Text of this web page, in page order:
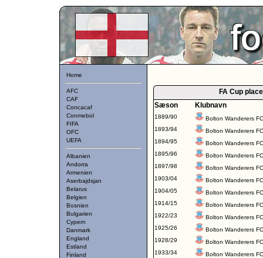
Home
AFC
CAF
Concacaf
Conmebol
FIFA
OFC
UEFA
Albanien
Andorra
Armenien
Aserbajdsjan
Belarus
Belgien
Bosnien
Bulgarien
Cypern
Danmark
England
Estland
Finland
FA Cup
Sæson
Klubnavn
1889/90
Bolton Wanderers FC
1893/94
Bolton Wanderers FC
1894/95
Bolton Wanderers FC
1895/96
Bolton Wanderers FC
1897/98
Bolton Wanderers FC
1903/04
Bolton Wanderers FC
1904/05
Bolton Wanderers FC
1914/15
Bolton Wanderers FC
1922/23
Bolton Wanderers FC
1925/26
Bolton Wanderers FC
1928/29
Bolton Wanderers FC
1933/34
Bolton Wanderers FC